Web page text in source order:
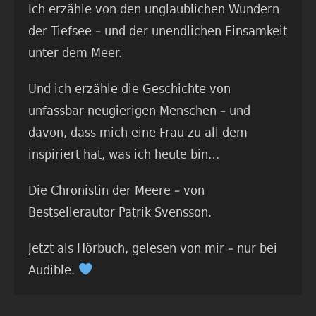
Ich erzähle von den unglaublichen Wundern
der Tiefsee – und der unendlichen Einsamkeit
unter dem Meer.
Und ich erzähle die Geschichte von
unfassbar neugierigen Menschen – und
davon, dass mich eine Frau zu all dem
inspiriert hat, was ich heute bin…
Die Chronistin der Meere – von
Bestsellerautor Patrik Svensson.
Jetzt als Hörbuch, gelesen von mir – nur bei
Audible.